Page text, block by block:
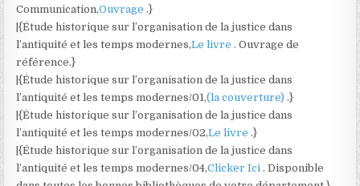
Communication,Ouvrage .}
|{Étude historique sur l’organisation de la justice dans
l’antiquité et les temps modernes,Le livre . Ouvrage de
référence.}
|{Étude historique sur l’organisation de la justice dans
l’antiquité et les temps modernes/01,(la couverture) .}
|{Étude historique sur l’organisation de la justice dans
l’antiquité et les temps modernes/02,Le livre .}
|{Étude historique sur l’organisation de la justice dans
l’antiquité et les temps modernes/04,Clicker Ici . Disponible